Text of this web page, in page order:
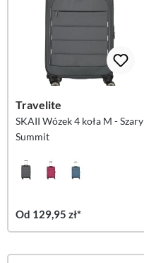
Travelite
SKAII Wózek 4 koła M - Szary
Summit
Od 129,95 zł*